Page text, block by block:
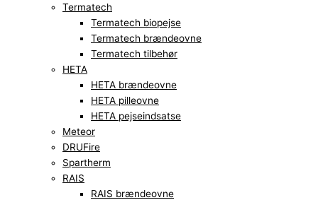
Termatech
Termatech biopejse
Termatech brændeovne
Termatech tilbehør
HETA
HETA brændeovne
HETA pilleovne
HETA pejseindsatse
Meteor
DRUFire
Spartherm
RAIS
RAIS brændeovne